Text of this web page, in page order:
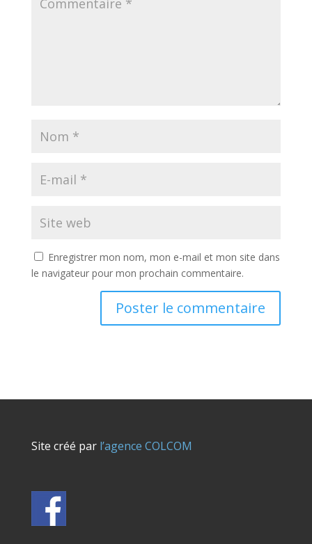
Enregistrer mon nom, mon e-mail et mon site dans
le navigateur pour mon prochain commentaire.
Site créé parl’agence COLCOM